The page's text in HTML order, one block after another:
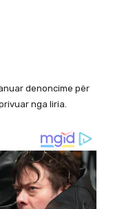
denoncime për
nga liria.